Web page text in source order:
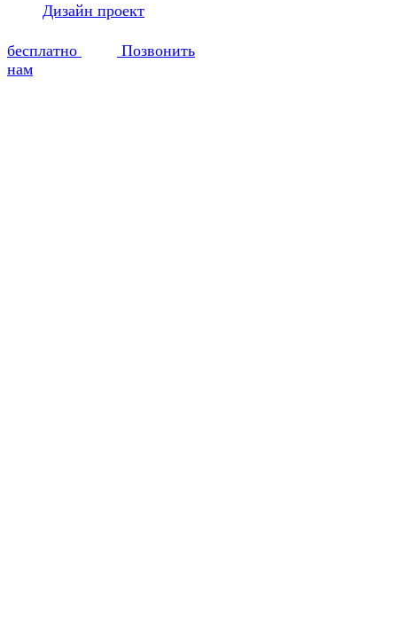
Дизайн проект
бесплатно
Позвонить
нам